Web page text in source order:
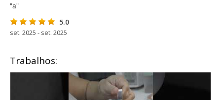
"a"
5.0
set. 2025 - set. 2025
Trabalhos: